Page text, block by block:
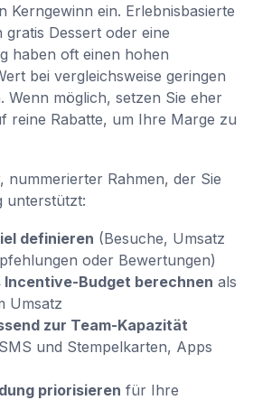
Kerngewinn ein. Erlebnisbasierte
gratis Dessert oder eine
haben oft einen hohen
bei vergleichsweise geringen
Wenn möglich, setzen Sie eher
reine Rabatte, um Ihre Marge zu
nummerierter Rahmen, der Sie
unterstützt:
definieren (Besuche, Umsatz
oder Bewertungen)
Budget berechnen als
Umsatz
zur Team-Kapazität
und Stempelkarten, Apps
priorisieren für Ihre